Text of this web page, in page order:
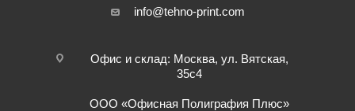
info@tehno-print.com
Офис и склад: Москва, ул. Вятская,
35с4
ООО «Офисная Полиграфия Плюс»